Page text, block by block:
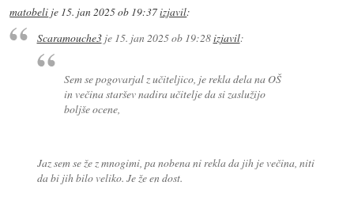
matobeli je 15. jan 2025 ob 19:37izjavil:
Scaramouche3je 15. jan 2025 ob 19:28izjavil:
Sem se pogovarjal z učiteljico, je rekla dela na OŠ
in večina staršev nadira učitelje da si zaslužijo
boljše ocene,
Jaz sem se že z mnogimi, pa nobena ni rekla da jih je večina, niti
da bi jih bilo veliko. Je že en dost.